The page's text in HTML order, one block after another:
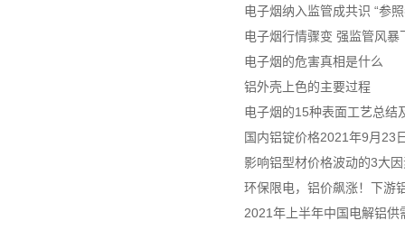
电子烟纳入监管成共识 “参
电子烟行情骤变 强监管风
电子烟的危害真相是什么
铝外壳上色的主要过程
电子烟的15种表面工艺总结
国内铝锭价格2021年9月23
影响铝型材价格波动的3大
环保限电，铝价飙涨！下游
2021年上半年中国电解铝供